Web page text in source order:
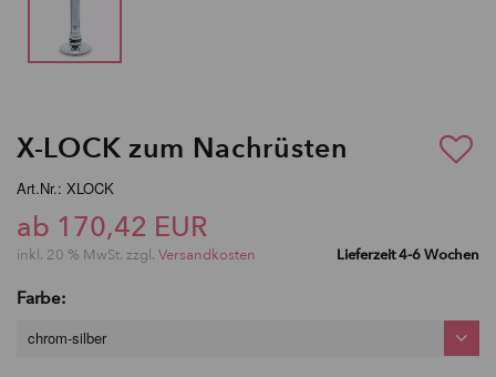
X-LOCK zum Nachrüsten
Art.Nr.: XLOCK
ab 170,42 EUR
inkl. 20 % MwSt. zzgl. Versandkosten Lieferzeit 4-6 Wochen
Farbe:
chrom-silber